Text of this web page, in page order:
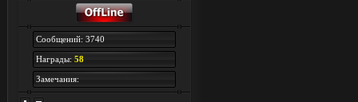
Сообщений: 3740
Награды: 58
Замечания: